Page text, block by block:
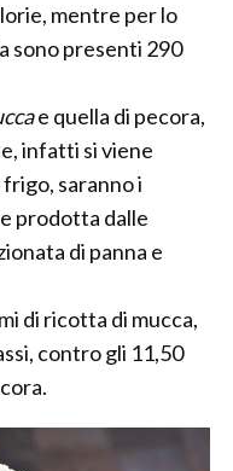
mentre per lo
sono presenti 290
e quella di pecora,
infatti si viene
saranno i
prodotta dalle
di panna e
di ricotta di mucca,
contro gli 11,50